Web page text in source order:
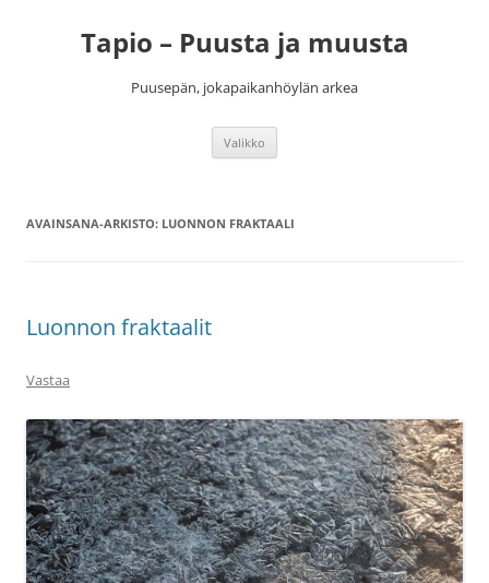
Tapio – Puusta ja muusta
Puusepän, jokapaikanhöylän arkea
Valikko
AVAINSANA-ARKISTO: LUONNON FRAKTAALI
Luonnon fraktaalit
Vastaa